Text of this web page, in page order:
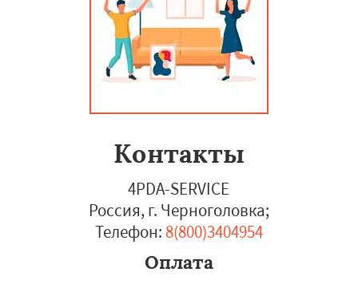
Контакты
4PDA-SERVICE
Россия, г. Черноголовка;
Телефон: 8(800)3404954
Оплата